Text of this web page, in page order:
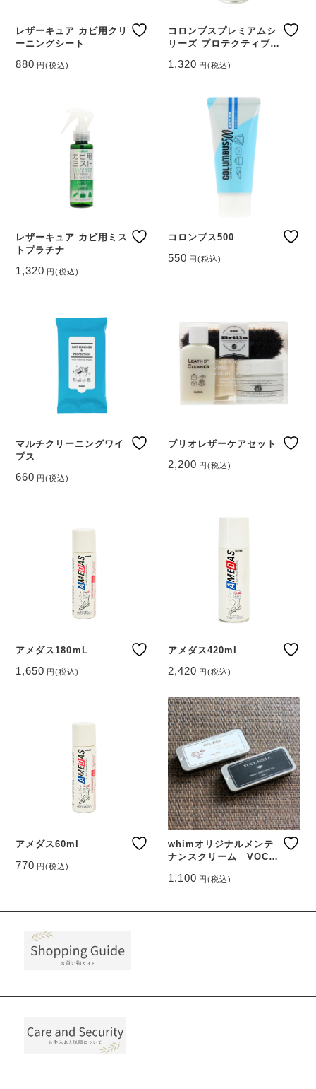
レザーキュア カビ用クリ
ーニングシート
880 円(税込)
コロンブスプレミアムシ
リーズ プロテクティブス
1,320 円(税込)
レザーキュア カビ用ミス
トプラチナ
1,320 円(税込)
コロンブス500
550 円 (税込)
マルチクリーニングワイ
プス
660 円(税込)
ブリオレザーケアセット
2,200 円 (税込)
アメダス180ｍL
1,650 円(税込)
アメダス420ml
2,420 円 (税込)
アメダス60ml
770 円(税込)
whimオリジナルメンテ
ナンスクリーム VOCE
エーレ）
1,100 円(税込)
の
ョ